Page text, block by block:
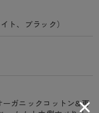
ト、ブラック）
ーガニックコットン&再